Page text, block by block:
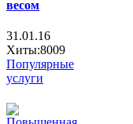
весом
31.01.16
Хиты:8009
Популярные
услуги